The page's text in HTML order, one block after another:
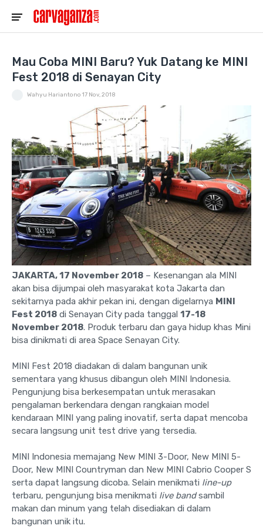
Mau Coba MINI Baru? Yuk Datang ke MINI
Fest 2018 di Senayan City
Wahyu Hariantono 17 Nov, 2018
JAKARTA, 17 November 2018 – Kesenangan ala MINI
akan bisa dijumpai oleh masyarakat kota Jakarta dan
sekitarnya pada akhir pekan ini, dengan digelarnya MINI
Fest 2018 di Senayan City pada tanggal 17-18
November 2018. Produk terbaru dan gaya hidup khas Mini
bisa dinikmati di area Space Senayan City.
MINI Fest 2018 diadakan di dalam bangunan unik
sementara yang khusus dibangun oleh MINI Indonesia.
Pengunjung bisa berkesempatan untuk merasakan
pengalaman berkendara dengan rangkaian model
kendaraan MINI yang paling inovatif, serta dapat mencoba
secara langsung unit test drive yang tersedia.
MINI Indonesia memajang New MINI 3-Door, New MINI 5-
Door, New MINI Countryman dan New MINI Cabrio Cooper S
serta dapat langsung dicoba. Selain menikmati line-up
terbaru, pengunjung bisa menikmati live bandsambil
makan dan minum yang telah disediakan di dalam
bangunan unik itu.